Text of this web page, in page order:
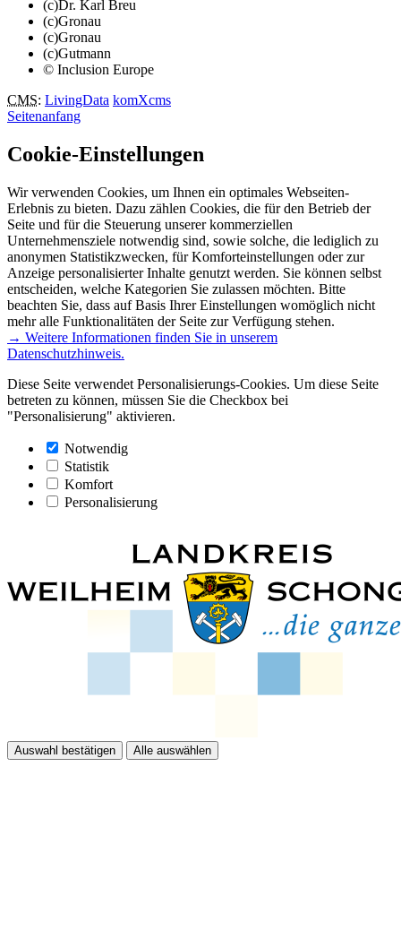
(c)Dr. Karl Breu
(c)Gronau
(c)Gronau
(c)Gutmann
© Inclusion Europe
CMS: LivingData komXcms
Seitenanfang
Cookie-Einstellungen
Wir verwenden Cookies, um Ihnen ein optimales Webseiten-
Erlebnis zu bieten. Dazu zählen Cookies, die für den Betrieb der
Seite und für die Steuerung unserer kommerziellen
Unternehmensziele notwendig sind, sowie solche, die lediglich zu
anonymen Statistikzwecken, für Komforteinstellungen oder zur
Anzeige personalisierter Inhalte genutzt werden. Sie können selbst
entscheiden, welche Kategorien Sie zulassen möchten. Bitte
beachten Sie, dass auf Basis Ihrer Einstellungen womöglich nicht
mehr alle Funktionalitäten der Seite zur Verfügung stehen.
→ Weitere Informationen finden Sie in unserem
Datenschutzhinweis.
Diese Seite verwendet Personalisierungs-Cookies. Um diese Seite
betreten zu können, müssen Sie die Checkbox bei
"Personalisierung" aktivieren.
Notwendig
Statistik
Komfort
Personalisierung
Auswahl bestätigen Alle auswählen